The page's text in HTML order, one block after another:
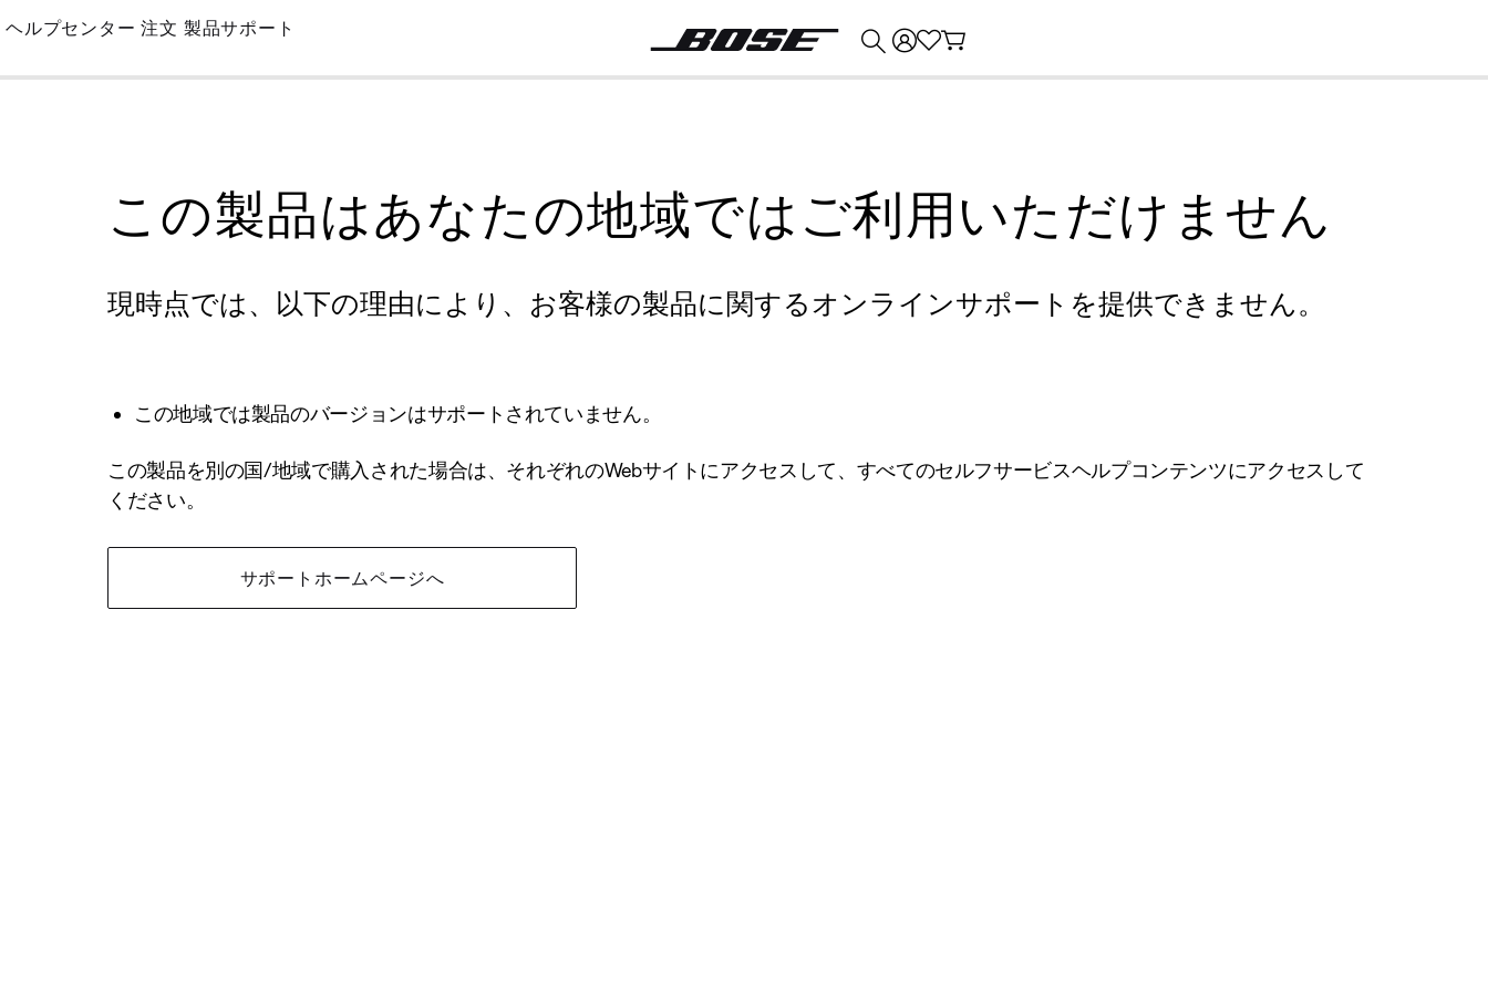
Skip
Main
ヘルプセンター 注文 製品サポート
この製品はあなたの地域ではご利用いただけません
現時点では、以下の理由により、お客様の製品に関するオンラインサポートを提供できません。
この地域では製品のバージョンはサポートされていません。
この製品を別の国/地域で購入された場合は、それぞれのWebサイトにアクセスして、すべてのセルフサービスヘルプコンテンツにアクセスして
ください。
サポートホームページへ